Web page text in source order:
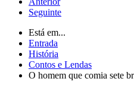
Seguinte
Está em...
Entrada
História
Contos e Lendas
O homem que comia sete